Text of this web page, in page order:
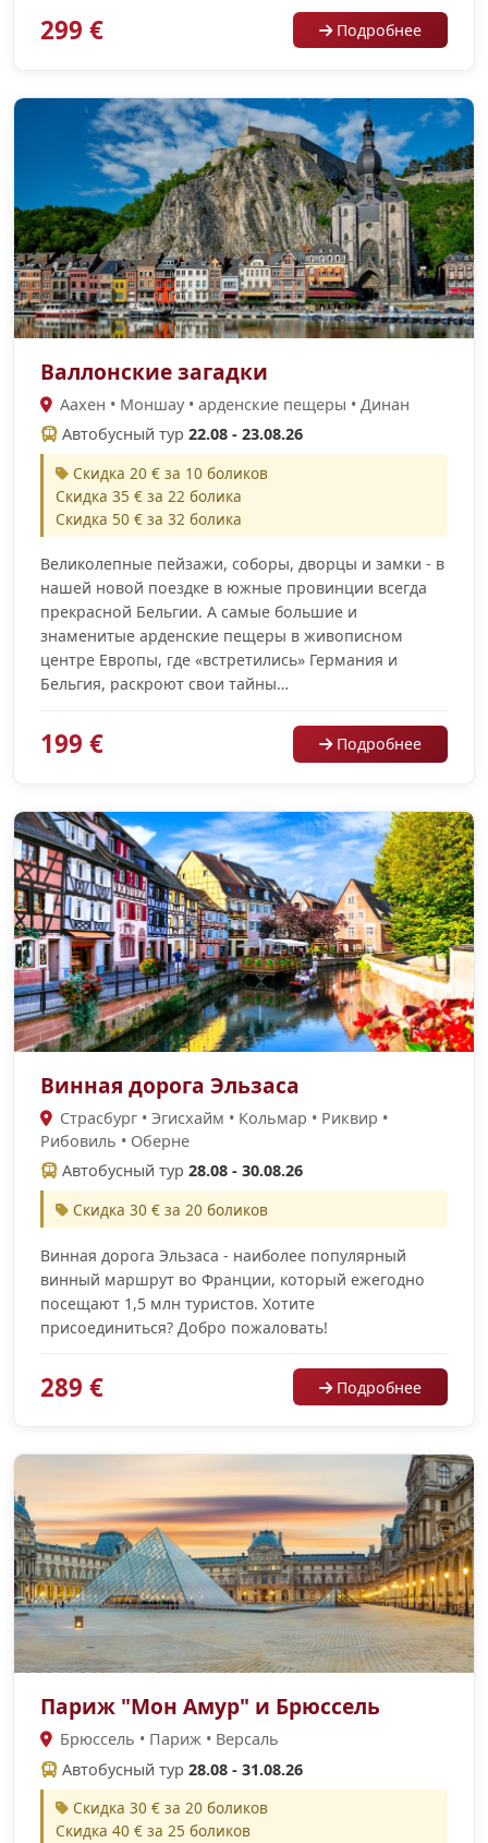
299 € Подробнее
Валлонские загадки
Аахен • Моншау • арденские пещеры • Динан
Автобусный тур 22.08 - 23.08.26
Скидка 20 € за 10 боликов
Скидка 35 € за 22 болика
Скидка 50 € за 32 болика
Великолепные пейзажи, соборы, дворцы и замки - в
нашей новой поездке в южные провинции всегда
прекрасной Бельгии. А самые большие и
знаменитые арденские пещеры в живописном
центре Европы, где «встретились» Германия и
Бельгия, раскроют свои тайны…
199 € Подробнее
Винная дорога Эльзаса
Страсбург • Эгисхайм • Кольмар • Риквир •
Рибовиль • Оберне
Автобусный тур 28.08 - 30.08.26
Скидка 30 € за 20 боликов
Винная дорога Эльзаса - наиболее популярный
винный маршрут во Франции, который ежегодно
посещают 1,5 млн туристов. Хотите
присоединиться? Добро пожаловать!
289 € Подробнее
Париж "Мон Амур" и Брюссель
Брюссель • Париж • Версаль
Автобусный тур 28.08 - 31.08.26
Скидка 30 € за 20 боликов
Скидка 40 € за 25 боликов